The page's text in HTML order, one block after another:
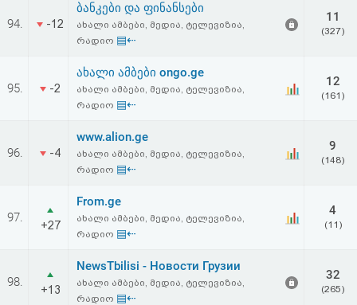
94. -12
ბანკები და ფინანსები
ახალი ამბები, მედია, ტელევიზია,
რადიო ▤⇠
11
(327)
95. -2
ახალი ამბები ongo.ge
ახალი ამბები, მედია, ტელევიზია,
რადიო ▤⇠
12
(161)
96. -4
www.alion.ge
ახალი ამბები, მედია, ტელევიზია,
რადიო ▤⇠
9
(148)
97.
+27
From.ge
ახალი ამბები, მედია, ტელევიზია,
რადიო ▤⇠
4
(11)
98.
+13
NewsTbilisi - Новости Грузии
ახალი ამბები, მედია, ტელევიზია,
რადიო ▤⇠
32
(265)